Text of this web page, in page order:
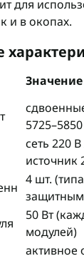
для
и в окопах.
Значение
сеть 220
источник
4 шт.
50 Вт
модулей)
активное